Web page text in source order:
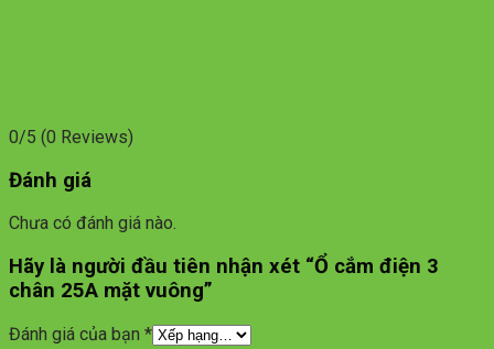
0/5 (0 Reviews)
Đánh giá
Chưa có đánh giá nào.
Hãy là người đầu tiên nhận xét “Ổ cắm điện 3
chân 25A mặt vuông”
Đánh giá của bạn *